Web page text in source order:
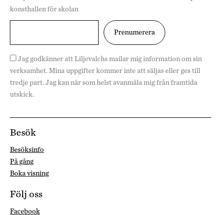
konsthallen för skolan
Jag godkänner att Liljevalchs mailar mig information om sin
verksamhet. Mina uppgifter kommer inte att säljas eller ges till
tredje part. Jag kan när som helst avanmäla mig från framtida
utskick.
Besök
Besöksinfo
På gång
Boka visning
Följ oss
Facebook